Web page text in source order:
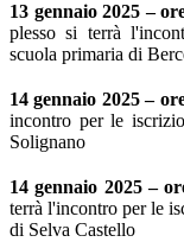
13 gennaio 2025 –
plesso si terrà
scuola primaria di
14 gennaio 2025 –
incontro per le
Solignano
14 gennaio 2025–
terrà l'incontro per le
di Selva Castello